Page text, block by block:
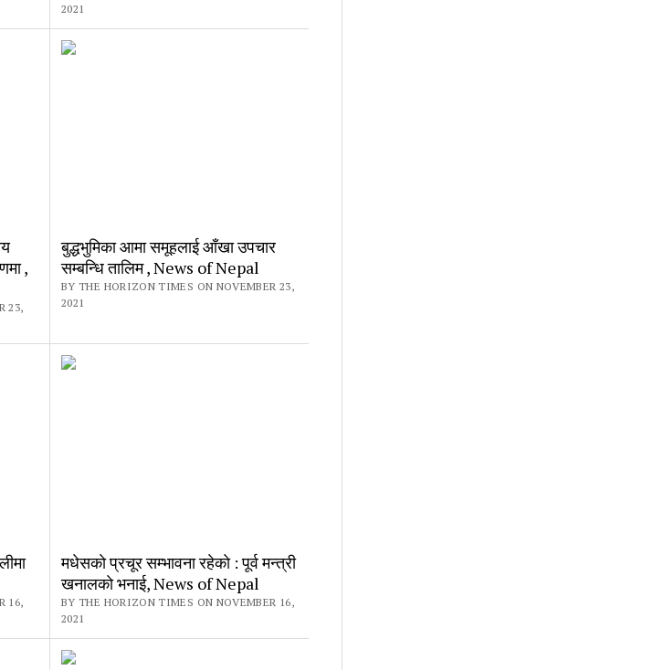
2021
,
23,
बुद्धभुमिका आमा समूहलाई आँखा उपचार
सम्बन्धि तालिम , News of Nepal
BY THE HORIZON TIMES ON NOVEMBER 23,
2021
16,
मधेसकाे प्रचूर सम्भावना रहेकाे : पूर्व मन्त्री
खनालकाे भनाई, News of Nepal
BY THE HORIZON TIMES ON NOVEMBER 16,
2021